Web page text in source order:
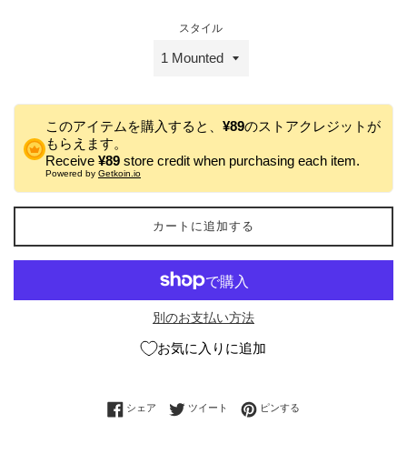
スタイル
このアイテムを購入すると、 ¥89のストアクレジットが
もらえます。
Receive ¥89 store credit when purchasing each item.
Powered by Getkoin.io
カートに追加する
別のお支払い方法
お気に入りに追加
シェア Facebookでシェアする
ツイート Twitterに投稿する
ピンする